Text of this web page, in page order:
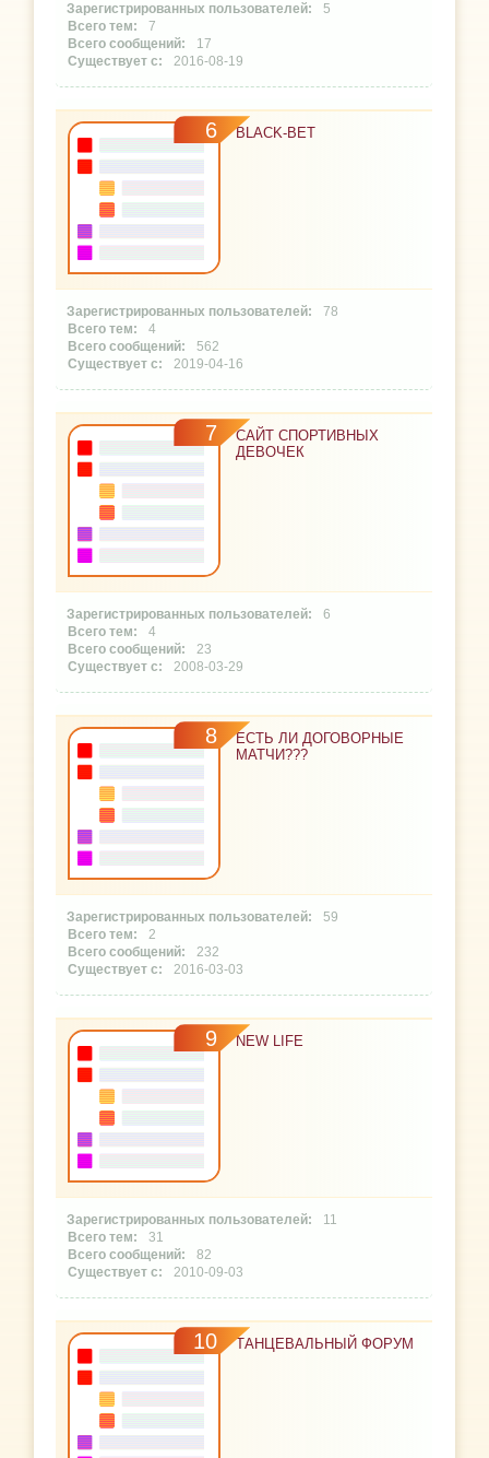
5
7
17
2016-08-19
6 BLACK-BET
78
4
562
2019-04-16
7
САЙТ СПОРТИВНЫХ
ДЕВОЧЕК
6
4
23
2008-03-29
8
ЕСТЬ ЛИ ДОГОВОРНЫЕ
МАТЧИ???
59
2
232
2016-03-03
9 NEW LIFE
11
31
82
2010-09-03
10 ТАНЦЕВАЛЬНЫЙ ФОРУМ